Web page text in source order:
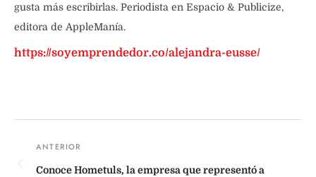
gusta más escribirlas. Periodista en Espacio & Publicize,
editora de AppleManía.
https://soyemprendedor.co/alejandra-eusse/
Conoce Hometuls, la empresa que representó a